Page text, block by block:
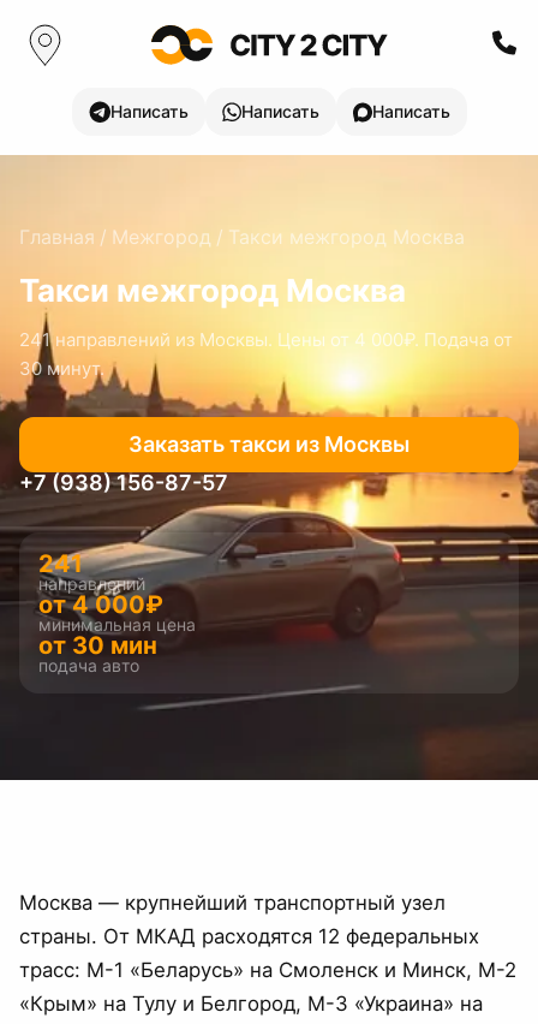
Написать Написать Написать
Главная / Межгород / Такси межгород Москва
Такси межгород Москва
241направлений из Москвы. Цены от 4 000₽. Подача от
30 минут.
Заказать такси из Москвы
+7 (938) 156-87-57
241
направлений
от4 000₽
минимальная цена
от 30 мин
подача авто
Москва — крупнейший транспортный узел
страны. От МКАД расходятся 12 федеральных
трасс: М-1 «Беларусь» на Смоленск и Минск, М-2
«Крым» на Тулу и Белгород, М-3 «Украина» на